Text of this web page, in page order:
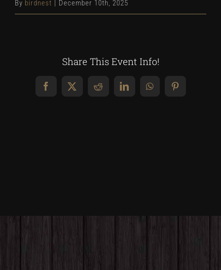
By birdnest December 10th, 2025
Share This Event Info!
Facebook
X RedditLinkedInWhatsAppPinterest